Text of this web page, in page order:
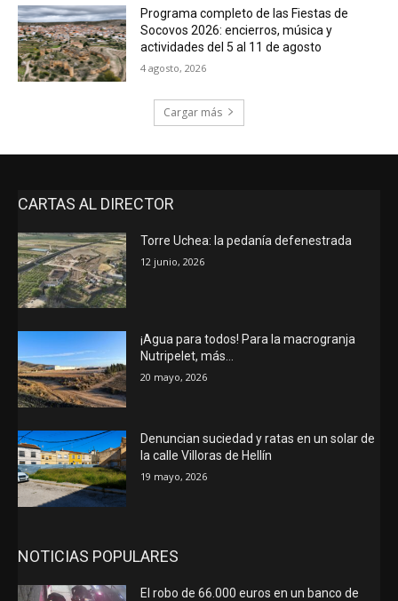
Programa completo de las Fiestas de
Socovos 2026: encierros, música y
actividades del 5 al 11 de agosto
4 agosto, 2026
Cargar más
CARTAS AL DIRECTOR
Torre Uchea: la pedanía defenestrada
12 junio, 2026
¡Agua para todos! Para la macrogranja
Nutripelet, más…
20 mayo, 2026
Denuncian suciedad y ratas en un solar de
la calle Villoras de Hellín
19 mayo, 2026
NOTICIAS POPULARES
El robo de 66.000 euros en un banco de